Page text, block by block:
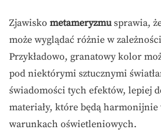
Zjawisko metameryzmusprawia,
może wyglądać różnie w
Przykładowo, granatowy kolor
pod niektórymi sztucznymi
świadomości tych efektów, lepiej
materiały, które będą harmonijnie
warunkach oświetleniowych.